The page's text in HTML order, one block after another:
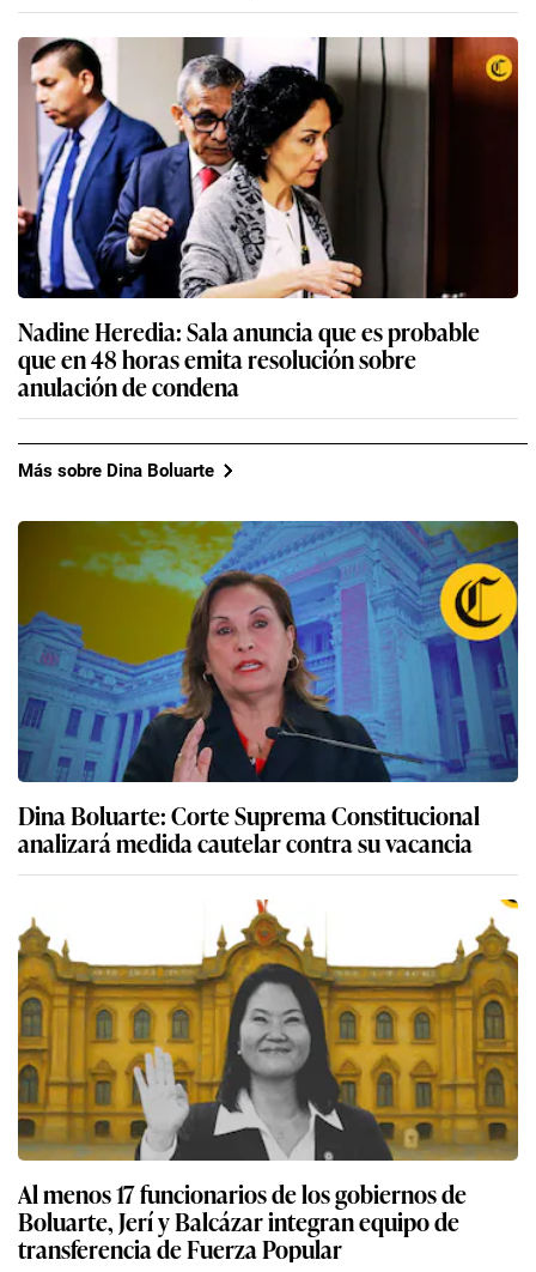
Nadine Heredia: Sala anuncia que es probable
que en 48 horas emita resolución sobre
anulación de condena
Más sobre Dina Boluarte
Dina Boluarte: Corte Suprema Constitucional
analizará medida cautelar contra su vacancia
Al menos 17 funcionarios de los gobiernos de
Boluarte, Jerí y Balcázar integran equipo de
transferencia de Fuerza Popular